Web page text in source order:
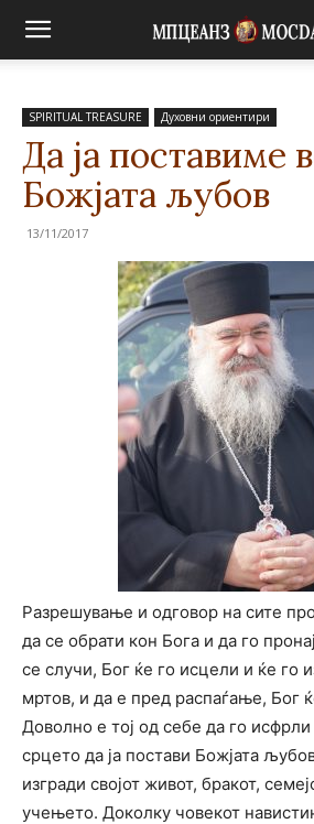
SPIRITUAL TREASURE Духовни ориентири
Да ја поставиме
Божјата љубов
13/11/2017
Разрешување и одговор на сите
да се обрати кон Бога и да го
се случи, Бог ќе го исцели и ќе го
мртов, и да е пред распаѓање, Бог
Доволно е тој од себе да го
срцето да ја постави Божјата
изгради својот живот, бракот,
учењето. Доколку човекот